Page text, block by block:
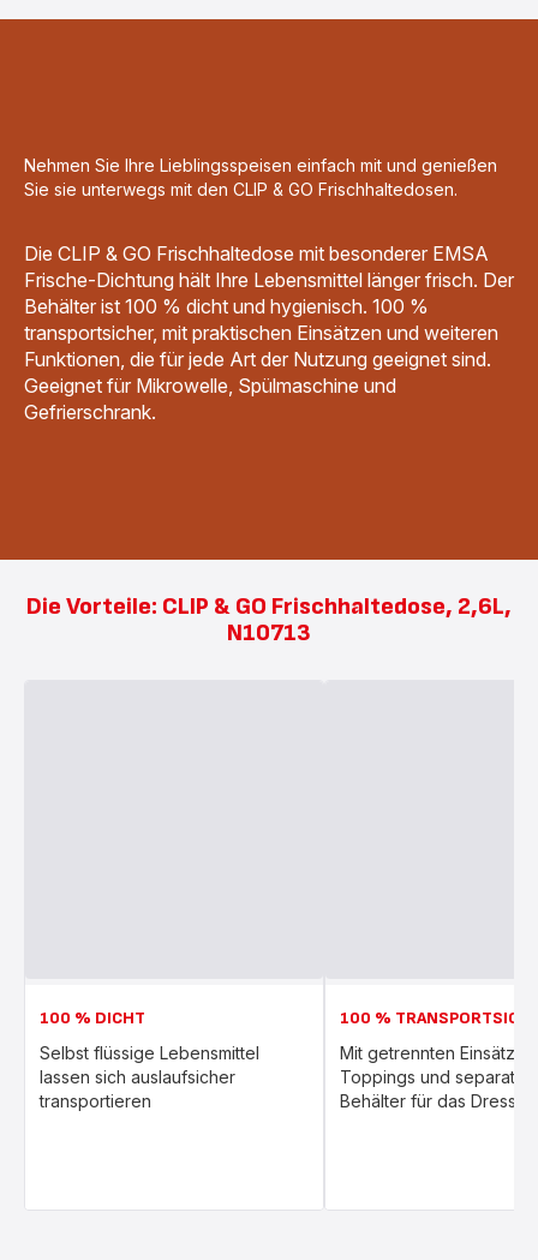
Nehmen Sie Ihre Lieblingsspeisen einfach mit und genießen
Sie sie unterwegs mit den CLIP & GO Frischhaltedosen.
Die CLIP & GO Frischhaltedose mit besonderer EMSA
Frische-Dichtung hält Ihre Lebensmittel länger frisch. Der
Behälter ist 100 % dicht und hygienisch. 100 %
transportsicher, mit praktischen Einsätzen und weiteren
Funktionen, die für jede Art der Nutzung geeignet sind.
Geeignet für Mikrowelle, Spülmaschine und
Gefrierschrank.
Die Vorteile: CLIP & GO Frischhaltedose, 2,6L,
N10713
100 % DICHT
Selbst flüssige Lebensmittel
lassen sich auslaufsicher
transportieren
100 %
Mit getrennten
Toppings und separatem
Behälter für das